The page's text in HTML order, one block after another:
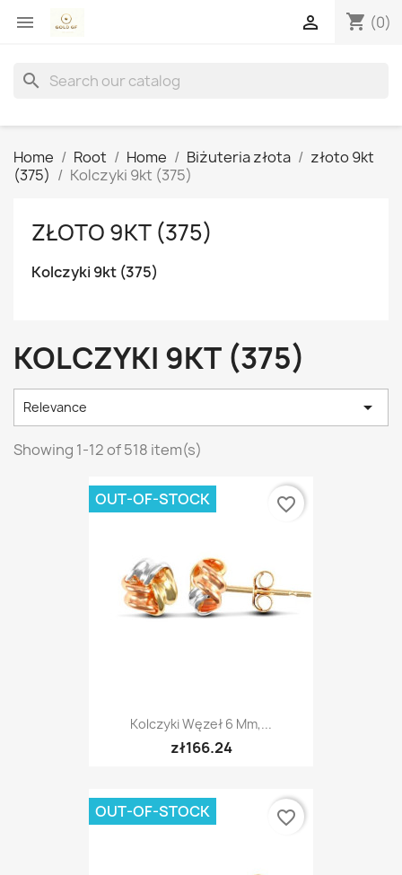
 shopping_cart (0)

search
Home Root Home Biżuteria złota
złoto 9kt
(375)
Kolczyki 9kt (375)
ZŁOTO 9KT (375)
Kolczyki 9kt (375)
KOLCZYKI 9KT (375)
Relevance 
Showing 1-12 of 518 item(s)
Kolczyki Węzeł 6 Mm,...
zł166.24
OUT-OF-STOCK favorite_border
OUT-OF-STOCK favorite_border